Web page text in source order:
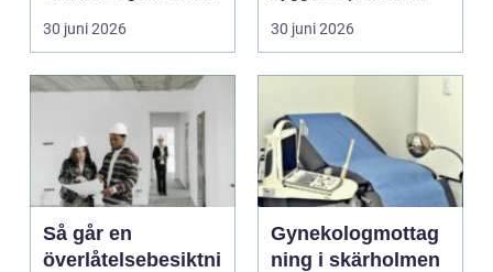
längs golvlister eller en
k...
30 juni 2026
so...
30 juni 2026
Så går en
överlåtelsebesiktni
Gynekologmottag
ning i skärholmen